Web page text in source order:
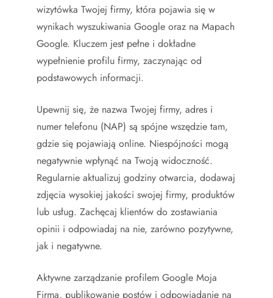
wizytówka Twojej firmy, która pojawia się w
wynikach wyszukiwania Google oraz na Mapach
Google. Kluczem jest pełne i dokładne
wypełnienie profilu firmy, zaczynając od
podstawowych informacji.
Upewnij się, że nazwa Twojej firmy, adres i
numer telefonu (NAP) są spójne wszędzie tam,
gdzie się pojawiają online. Niespójności mogą
negatywnie wpłynąć na Twoją widoczność.
Regularnie aktualizuj godziny otwarcia, dodawaj
zdjęcia wysokiej jakości swojej firmy, produktów
lub usług. Zachęcaj klientów do zostawiania
opinii i odpowiadaj na nie, zarówno pozytywne,
jak i negatywne.
Aktywne zarządzanie profilem Google Moja
Firma, publikowanie postów i odpowiadanie na